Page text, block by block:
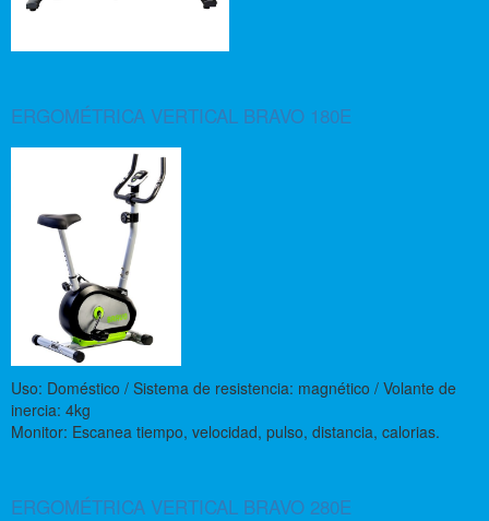
ERGOMÉTRICA VERTICAL BRAVO 180E
Uso: Doméstico / Sistema de resistencia: magnético / Volante de
inercia: 4kg
Monitor: Escanea tiempo, velocidad, pulso, distancia, calorias.
ERGOMÉTRICA VERTICAL BRAVO 280E